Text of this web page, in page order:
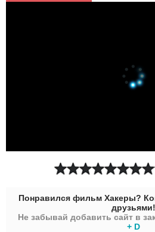
Понравился фильм Хакеры?
друзьями!
Не забывай добавить сайт в
+ D